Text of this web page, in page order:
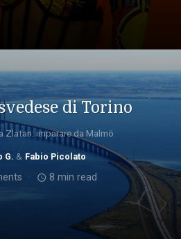
di Torino
Zlatan: imparare da Malmö
G. Fabio Picolato
access_time 8 min read